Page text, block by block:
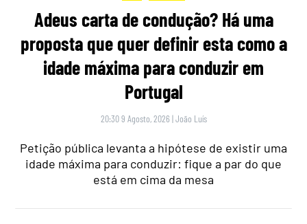
Adeus carta de condução? Há uma
proposta que quer definir esta como a
idade máxima para conduzir em
Portugal
20:30 9 Agosto, 2026 |João Luís
Petição pública levanta a hipótese de existir uma
idade máxima para conduzir: fique a par do que
está em cima da mesa